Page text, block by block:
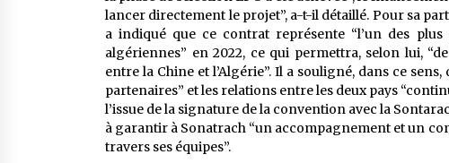
lancer directement le projet”, a-t-il détaillé. Pour sa
a indiqué que ce contrat représente “l’un des
algériennes” en 2022, ce qui permettra, selon lui,
entre la Chine et l’Algérie”. Il a souligné, dans ce
partenaires” et les relations entre les deux pays
l’issue de la signature de la convention avec la
à garantir à Sonatrach “un accompagnement et un
travers ses équipes”.